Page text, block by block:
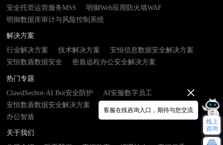
安全托管运营服务MSS
明御Web应用防火墙WAF
明御数据库审计与风险控制系统
解决方案
行业解决方案
技术解决方案
安恒信息数据安全解决方案
安恒数盾数据安全
密盾远程办公安全解决方案
热门专题
ClawdSecbot-AI Bot安全防护
AI安服数字员工
安恒数盾数据安全解决方案
办公智盾
关于我们
客服在线咨询入口，期待与您交流
线上
咨询